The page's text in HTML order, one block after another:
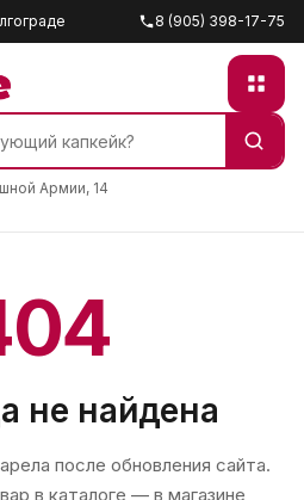
8 (905) 398-17-75
Армии, 14
не найдена
после обновления сайта.
в каталоге — в магазине